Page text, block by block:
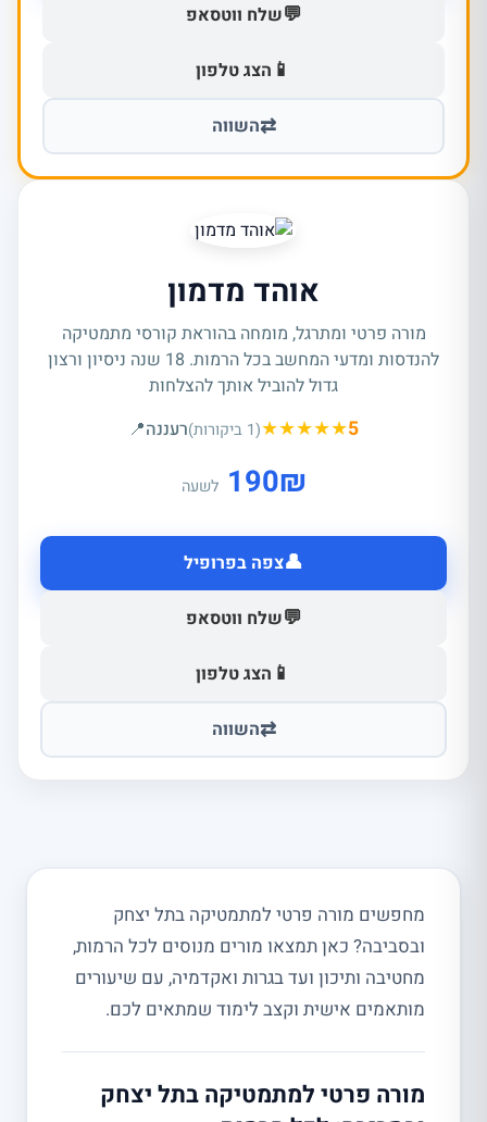
💬שלח ווטסאפ
📱 הצג טלפון
⇄השווה
אוהד מדמון
מורה פרטי ומתרגל, מומחה בהוראת קורסי מתמטיקה
להנדסות ומדעי המחשב בכל הרמות. 18 שנה ניסיון ורצון
גדול להוביל אותך להצלחות
(1 ביקורות)★★★★★5 רעננה📍
₪
190 לשעה
👤צפה בפרופיל
💬שלח ווטסאפ
📱 הצג טלפון
⇄השווה
מחפשים מורה פרטי למתמטיקה בתל יצחק
ובסביבה? כאן תמצאו מורים מנוסים לכל הרמות,
מחטיבה ותיכון ועד בגרות ואקדמיה, עם שיעורים
מותאמים אישית וקצב לימוד שמתאים לכם.
מורה פרטי למתמטיקה בתל יצחק